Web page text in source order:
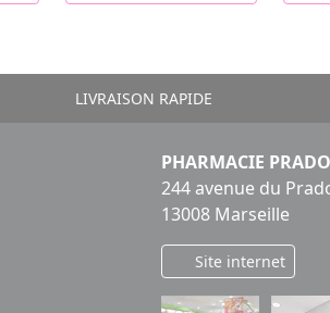
LIVRAISON RAPIDE
PHARMACIE
244 avenue du
13008 Marseille
Site internet